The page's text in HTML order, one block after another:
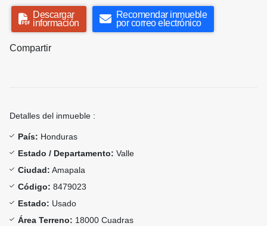
Descargar
información
Recomendar inmueble
por correo electrónico
Compartir
Detalles del inmueble :
País: Honduras
Estado / Departamento: Valle
Ciudad: Amapala
Código: 8479023
Estado: Usado
Área Terreno: 18000 Cuadras